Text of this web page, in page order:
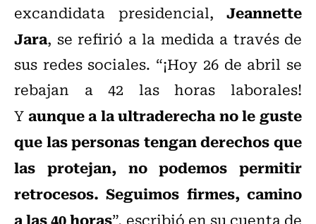
excandidata presidencial,
Jeannette
Jara, se refirió a la medida a través de
sus redes sociales. “¡Hoy 26 de abril se
rebajan a 42 las horas laborales!
Yaunque a la ultraderecha no le guste
que las personas tengan derechos que
las protejan, no podemos permitir
retrocesos. Seguimos firmes, camino
a las 40 horas”, escribió en su cuenta de